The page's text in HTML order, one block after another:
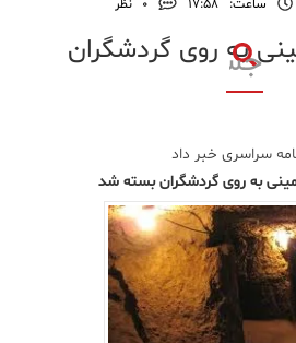
ساعت: ۱۷:۵۸ 0 نظر
به روی گردشگران
سراسری خبر داد
به روی گردشگران بسته شد